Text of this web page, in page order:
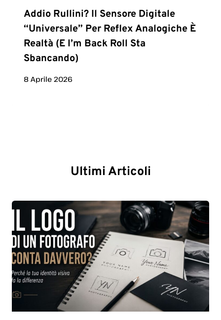
Addio Rullini? Il Sensore Digitale
“universale” Per Reflex Analogiche È
Realtà (e I’m Back Roll Sta
Sbancando)
8 Aprile 2026
Ultimi Articoli